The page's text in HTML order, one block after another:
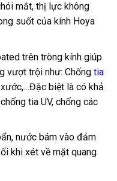
mắt, thị lực không
suốt của kính Hoya
trên tròng kính giúp
vượt trội như: Chống tia
biệt là có khả
tia UV, chống các
nước bám vào đảm
khi xét về mặt quang